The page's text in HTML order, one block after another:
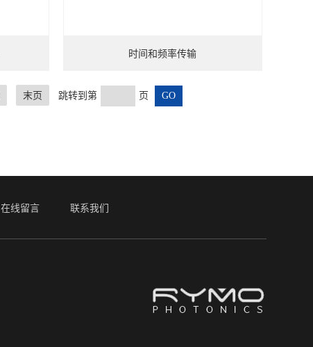
时间和频率传输
末页 跳转到第 页
在线留言 联系我们